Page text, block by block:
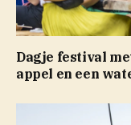
Dagje festival
appel en een